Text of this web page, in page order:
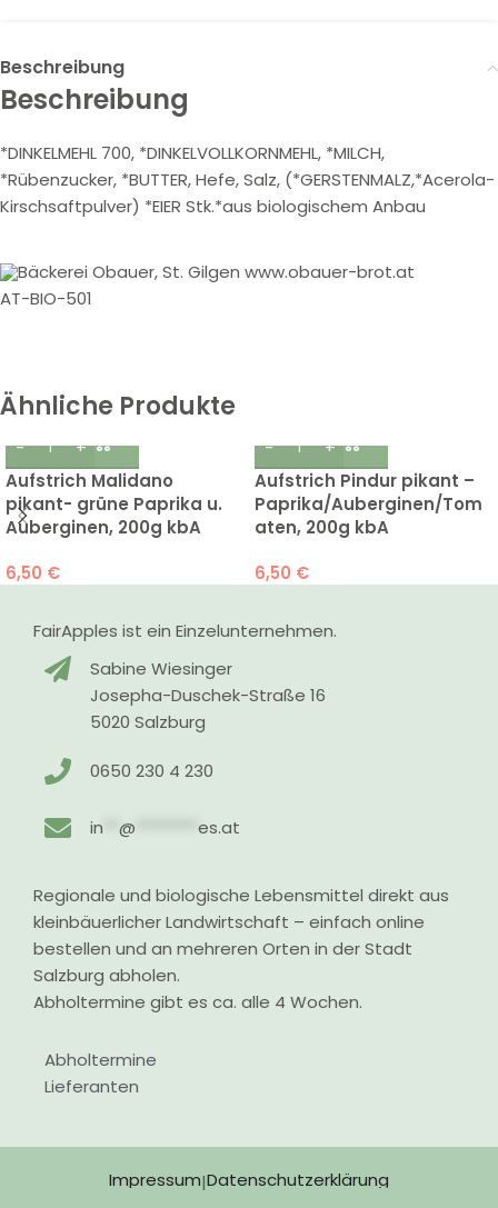
Beschreibung
Beschreibung
*DINKELMEHL 700, *DINKELVOLLKORNMEHL, *MILCH,
*Rübenzucker, *BUTTER, Hefe, Salz, (*GERSTENMALZ,*Acerola-
Kirschsaftpulver) *EIER Stk.*aus biologischem Anbau
Bäckerei Obauer, St. Gilgen www.obauer-brot.at
AT-BIO-501
Ähnliche Produkte
Aufstrich Malidano
pikant- grüne Paprika u.
Auberginen, 200g kbA
6,50 €
Aufstrich Pindur pikant –
Paprika/Auberginen/Tom
aten, 200g kbA
6,50 €
FairApples ist ein Einzelunternehmen.
Sabine Wiesinger
Josepha-Duschek-Straße 16
5020 Salzburg
0650 230 4 230
in **@ ********es.at
Regionale und biologische Lebensmittel direkt aus
kleinbäuerlicher Landwirtschaft – einfach online
bestellen und an mehreren Orten in der Stadt
Salzburg abholen.
Abholtermine gibt es ca. alle 4 Wochen.
Abholtermine
Lieferanten
Impressum|Datenschutzerklärung